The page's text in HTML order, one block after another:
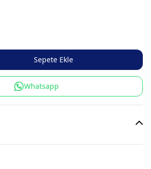
Sepete Ekle
Whatsapp